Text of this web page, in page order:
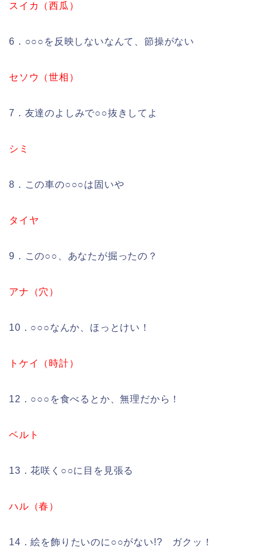
スイカ（西瓜）
6．○○○を反映しないなんて、節操がない
セソウ（世相）
7．友達のよしみで○○抜きしてよ
シミ
8．この車の○○○は固いや
タイヤ
9．この○○、あなたが掘ったの？
アナ（穴）
10．○○○なんか、ほっとけい！
トケイ（時計）
12．○○○を食べるとか、無理だから！
ベルト
13．花咲く○○に目を見張る
ハル（春）
14．絵を飾りたいのに○○がない!? ガクッ！